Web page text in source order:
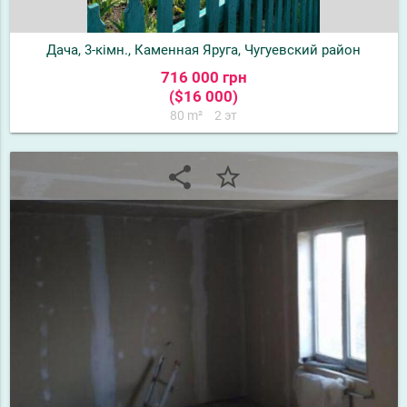
Дача, 3-кімн., Каменная Яруга, Чугуевский район
716 000 грн
($16 000)
80 m² 2 эт
share star_border